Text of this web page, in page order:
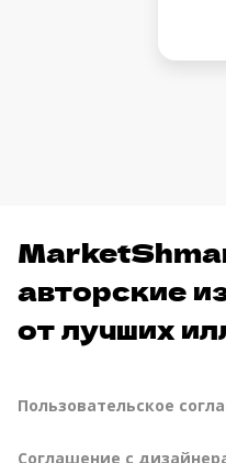
авторские
от лучших
Пользовательское
Соглашение с